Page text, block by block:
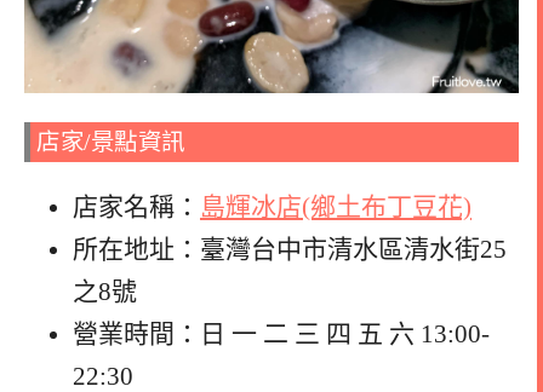
店家/景點資訊
店家名稱： 島輝冰店(鄉土布丁豆花)
所在地址：臺灣台中市清水區清水街25
之8號
營業時間：日 一 二 三 四 五 六 13:00-
22:30